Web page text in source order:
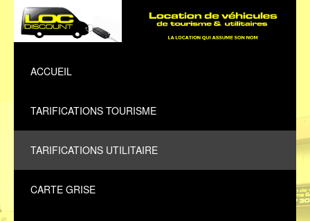
ACCUEIL
TARIFICATIONS TOURISME
TARIFICATIONS UTILITAIRE
CARTE GRISE